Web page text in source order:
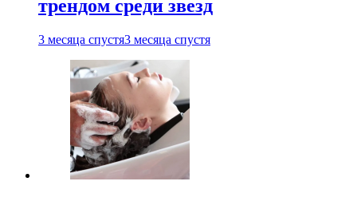
трендом среди звезд
3 месяца спустя3 месяца спустя